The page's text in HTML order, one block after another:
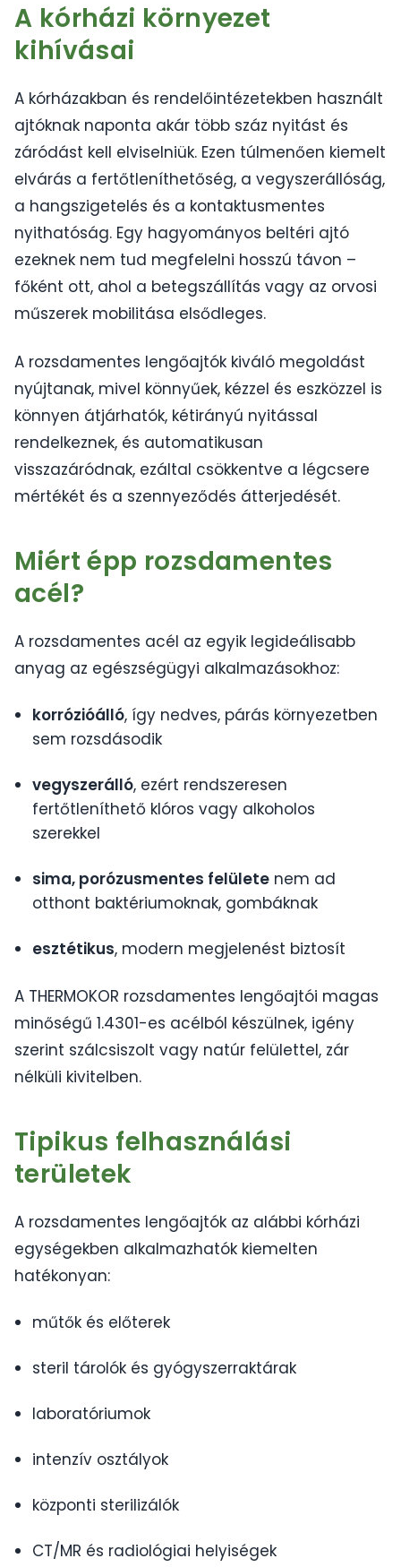
A kórházi környezet
kihívásai
A kórházakban és rendelőintézetekben használt
ajtóknak naponta akár több száz nyitást és
záródást kell elviselniük. Ezen túlmenően kiemelt
elvárás a fertőtleníthetőség, a vegyszerállóság,
a hangszigetelés és a kontaktusmentes
nyithatóság. Egy hagyományos beltéri ajtó
ezeknek nem tud megfelelni hosszú távon –
főként ott, ahol a betegszállítás vagy az orvosi
műszerek mobilitása elsődleges.
A rozsdamentes lengőajtók kiváló megoldást
nyújtanak, mivel könnyűek, kézzel és eszközzel is
könnyen átjárhatók, kétirányú nyitással
rendelkeznek, és automatikusan
visszazáródnak, ezáltal csökkentve a légcsere
mértékét és a szennyeződés átterjedését.
Miért épp rozsdamentes
acél?
A rozsdamentes acél az egyik legideálisabb
anyag az egészségügyi alkalmazásokhoz:
korrózióálló, így nedves, párás környezetben
sem rozsdásodik
vegyszerálló, ezért rendszeresen
fertőtleníthető klóros vagy alkoholos
szerekkel
sima, porózusmentes felülete nem ad
otthont baktériumoknak, gombáknak
esztétikus, modern megjelenést biztosít
A THERMOKOR rozsdamentes lengőajtói magas
minőségű 1.4301-es acélból készülnek, igény
szerint szálcsiszolt vagy natúr felülettel, zár
nélküli kivitelben.
Tipikus felhasználási
területek
A rozsdamentes lengőajtók az alábbi kórházi
egységekben alkalmazhatók kiemelten
hatékonyan:
műtők és előterek
steril tárolók és gyógyszerraktárak
laboratóriumok
intenzív osztályok
központi sterilizálók
CT/MR és radiológiai helyiségek